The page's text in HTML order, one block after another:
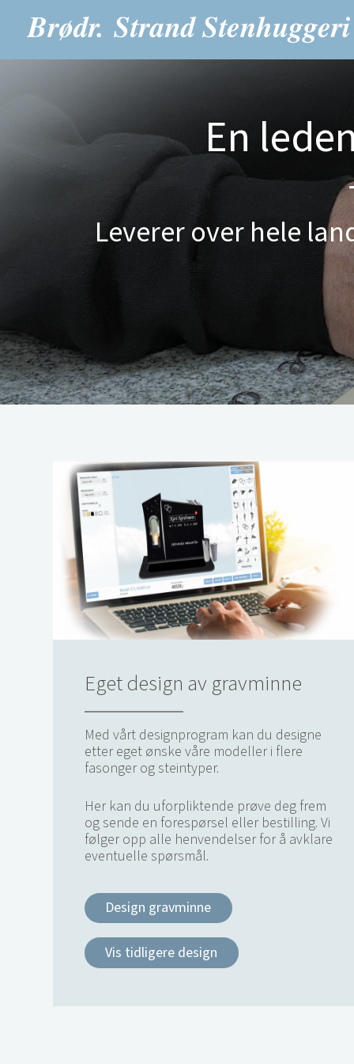
En
Leverer over hele
Eget design av gravminne
Med vårt designprogram kan du designe
etter eget ønske våre modeller i flere
fasonger og steintyper.
Her kan du uforpliktende prøve deg frem
og sende en forespørsel eller bestilling. Vi
følger opp alle henvendelser for å avklare
eventuelle spørsmål.
Design gravminne
Vis tidligere design